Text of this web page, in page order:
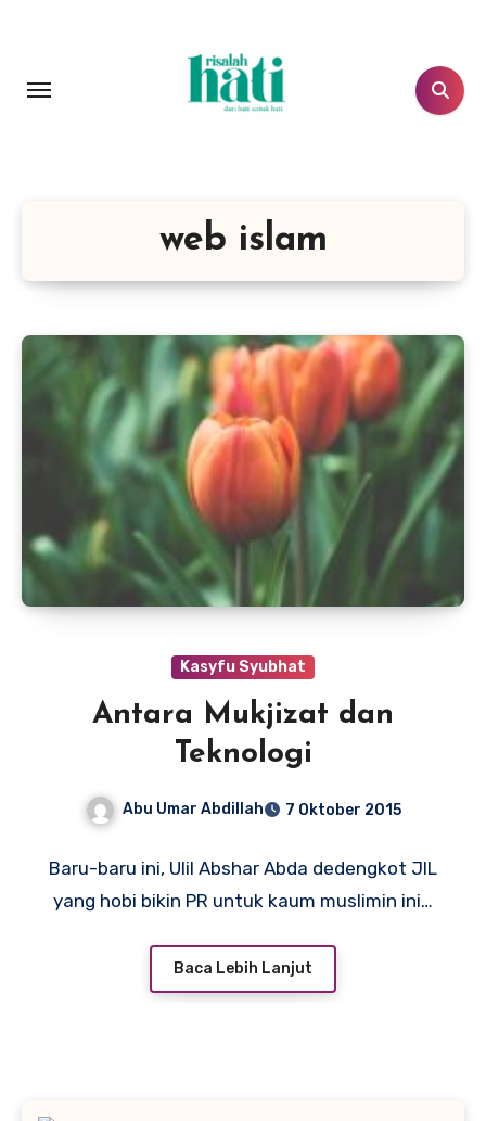
web islam
Kasyfu Syubhat
Antara Mukjizat dan
Teknologi
Abu Umar Abdillah 7 Oktober 2015
Baru-baru ini, Ulil Abshar Abda dedengkot JIL
yang hobi bikin PR untuk kaum muslimin ini…
Baca Lebih Lanjut